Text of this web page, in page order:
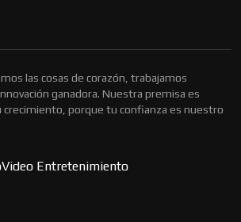
las cosas de corazón, trabajamos
ganadora. Nuestra premisa es
crecimiento, porque tu confianza es nuestro